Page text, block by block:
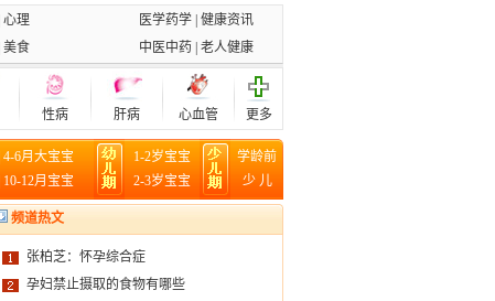
心理
美食
医学药学 健康资讯
中医中药
老人健康
性病 肝病 心血管 更多
4-6月大宝宝
10-12月宝宝
1-2岁宝宝
2-3岁宝宝
学龄前
少 儿
频道热文
张柏芝：怀孕综合症
孕妇禁止摄取的食物有哪些